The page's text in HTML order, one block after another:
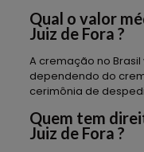
Qual o valor
Juiz de Fora ?
A cremação no
dependendo do
cerimônia de
Quem tem
Juiz de Fora ?